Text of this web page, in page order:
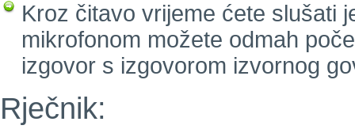
Kroz čitavo vrijeme ćete slušati
mikrofonom možete odmah
izgovor s izgovorom izvornog
Rječnik: